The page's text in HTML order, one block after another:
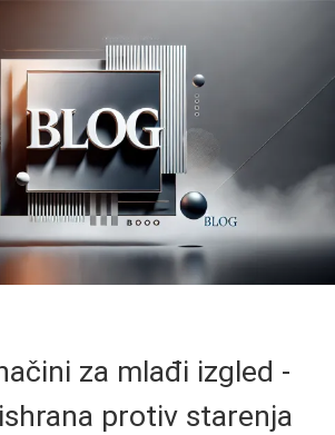
za mlađi izgled -
protiv starenja